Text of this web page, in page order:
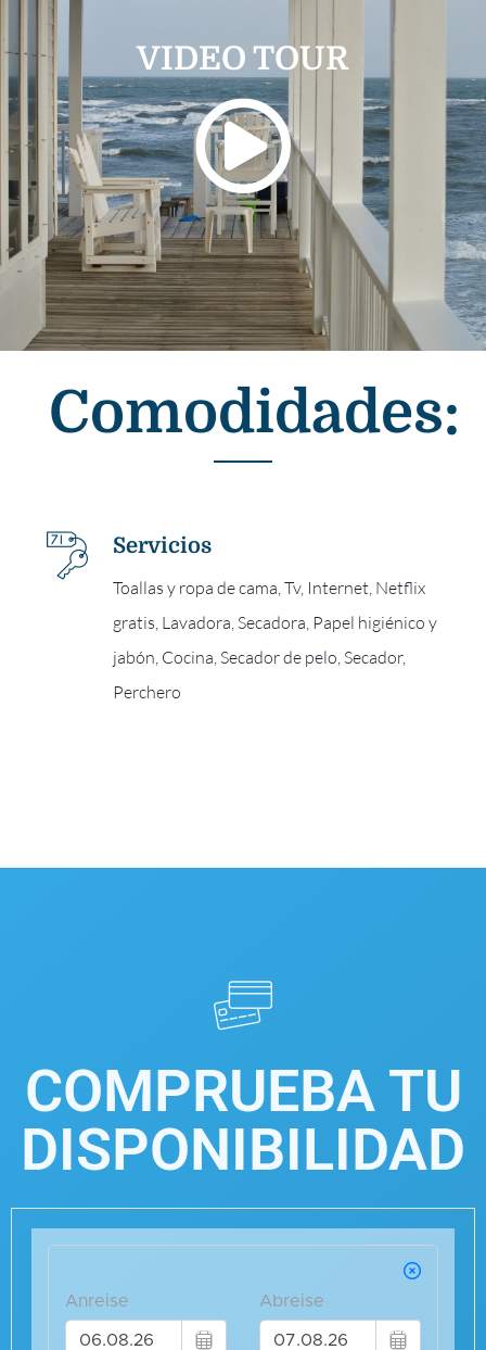
VIDEO TOUR
Comodidades:
Servicios
Toallas y ropa de cama, Tv, Internet, Netflix
gratis, Lavadora, Secadora, Papel higiénico y
jabón, Cocina, Secador de pelo, Secador,
COMPRUEBA TU
DISPONIBILIDAD